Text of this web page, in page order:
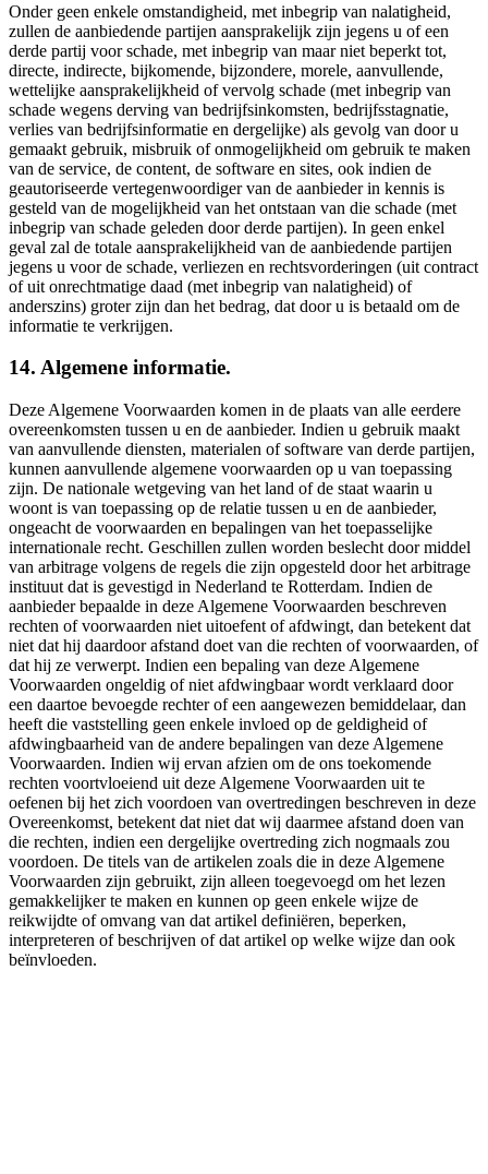
Onder geen enkele omstandigheid, met inbegrip van nalatigheid,
zullen de aanbiedende partijen aansprakelijk zijn jegens u of een
derde partij voor schade, met inbegrip van maar niet beperkt tot,
directe, indirecte, bijkomende, bijzondere, morele, aanvullende,
wettelijke aansprakelijkheid of vervolg schade (met inbegrip van
schade wegens derving van bedrijfsinkomsten, bedrijfsstagnatie,
verlies van bedrijfsinformatie en dergelijke) als gevolg van door u
gemaakt gebruik, misbruik of onmogelijkheid om gebruik te maken
van de service, de content, de software en sites, ook indien de
geautoriseerde vertegenwoordiger van de aanbieder in kennis is
gesteld van de mogelijkheid van het ontstaan van die schade (met
inbegrip van schade geleden door derde partijen). In geen enkel
geval zal de totale aansprakelijkheid van de aanbiedende partijen
jegens u voor de schade, verliezen en rechtsvorderingen (uit contract
of uit onrechtmatige daad (met inbegrip van nalatigheid) of
anderszins) groter zijn dan het bedrag, dat door u is betaald om de
informatie te verkrijgen.
14. Algemene informatie.
Deze Algemene Voorwaarden komen in de plaats van alle eerdere
overeenkomsten tussen u en de aanbieder. Indien u gebruik maakt
van aanvullende diensten, materialen of software van derde partijen,
kunnen aanvullende algemene voorwaarden op u van toepassing
zijn. De nationale wetgeving van het land of de staat waarin u
woont is van toepassing op de relatie tussen u en de aanbieder,
ongeacht de voorwaarden en bepalingen van het toepasselijke
internationale recht. Geschillen zullen worden beslecht door middel
van arbitrage volgens de regels die zijn opgesteld door het arbitrage
instituut dat is gevestigd in Nederland te Rotterdam. Indien de
aanbieder bepaalde in deze Algemene Voorwaarden beschreven
rechten of voorwaarden niet uitoefent of afdwingt, dan betekent dat
niet dat hij daardoor afstand doet van die rechten of voorwaarden, of
dat hij ze verwerpt. Indien een bepaling van deze Algemene
Voorwaarden ongeldig of niet afdwingbaar wordt verklaard door
een daartoe bevoegde rechter of een aangewezen bemiddelaar, dan
heeft die vaststelling geen enkele invloed op de geldigheid of
afdwingbaarheid van de andere bepalingen van deze Algemene
Voorwaarden. Indien wij ervan afzien om de ons toekomende
rechten voortvloeiend uit deze Algemene Voorwaarden uit te
oefenen bij het zich voordoen van overtredingen beschreven in deze
Overeenkomst, betekent dat niet dat wij daarmee afstand doen van
die rechten, indien een dergelijke overtreding zich nogmaals zou
voordoen. De titels van de artikelen zoals die in deze Algemene
Voorwaarden zijn gebruikt, zijn alleen toegevoegd om het lezen
gemakkelijker te maken en kunnen op geen enkele wijze de
reikwijdte of omvang van dat artikel definiëren, beperken,
interpreteren of beschrijven of dat artikel op welke wijze dan ook
beïnvloeden.